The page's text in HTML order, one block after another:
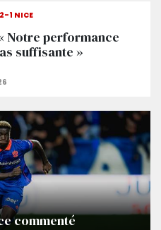
1 NICE
Notre performance
suffisante »
commenté